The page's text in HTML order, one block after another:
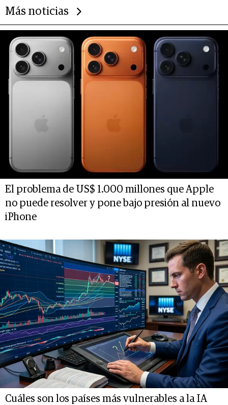
Más noticias
El problema de US$ 1.000 millones que Apple
no puede resolver y pone bajo presión al nuevo
iPhone
Cuáles son los países más vulnerables a la IA